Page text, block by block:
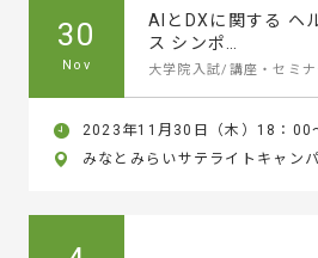
30
Nov
AIとDXに関する ヘ
ス シンポ…
大学院入試/講座・セミ
2023年11月30日（木）18：00
みなとみらいサテライトキャン